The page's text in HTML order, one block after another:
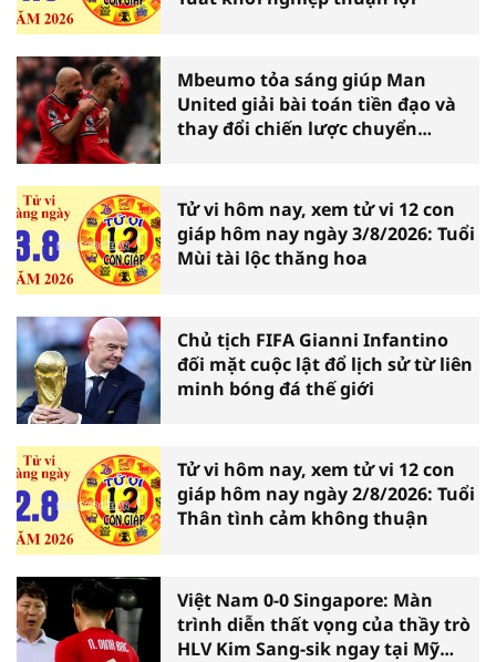
Mbeumo tỏa sáng giúp Man
United giải bài toán tiền đạo và
thay đổi chiến lược chuyển
Tử vi hôm nay, xem tử vi 12 con
giáp hôm nay ngày 3/8/2026: Tuổi
Mùi tài lộc thăng hoa
Chủ tịch FIFA Gianni Infantino
đối mặt cuộc lật đổ lịch sử từ liên
minh bóng đá thế giới
Tử vi hôm nay, xem tử vi 12 con
giáp hôm nay ngày 2/8/2026: Tuổi
Thân tình cảm không thuận
Việt Nam 0-0 Singapore: Màn
trình diễn thất vọng của thầy trò
HLV Kim Sang-sik ngay tại Mỹ